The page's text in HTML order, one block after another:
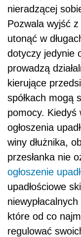
nieradzącej
Pozwala wyjść
utonąć w
dotyczy jedynie
prowadzą
kierujące
spółkach mogą
pomocy. Kiedyś
ogłoszenia
winy dłużnika,
przesłanka nie
ogłoszenie
upadłościowe
które od co
regulować